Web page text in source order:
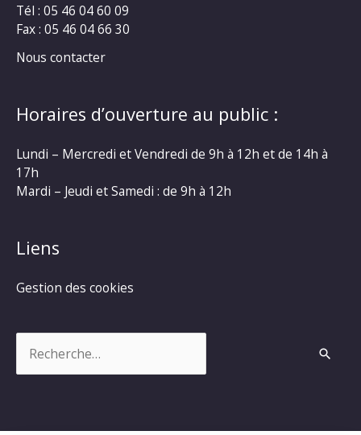
Tél : 05 46 04 60 09
Fax : 05 46 04 66 30
Nous contacter
Horaires d’ouverture au public :
Lundi – Mercredi et Vendredi de 9h à 12h et de 14h à
17h
Mardi – Jeudi et Samedi : de 9h à 12h
Liens
Gestion des cookies